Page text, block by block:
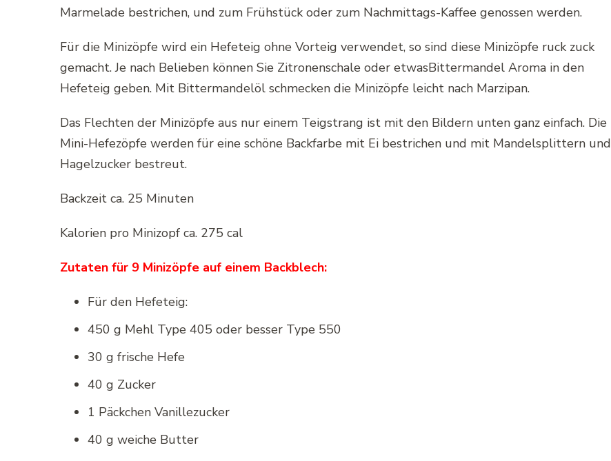
Marmelade bestrichen, und zum Frühstück oder zum Nachmittags-Kaffee genossen werden.
Für die Minizöpfe wird ein Hefeteig ohne Vorteig verwendet, so sind diese Minizöpfe ruck zuck
gemacht. Je nach Belieben können Sie Zitronenschale oder etwasBittermandel Aroma in den
Hefeteig geben. Mit Bittermandelöl schmecken die Minizöpfe leicht nach Marzipan.
Das Flechten der Minizöpfe aus nur einem Teigstrang ist mit den Bildern unten ganz einfach. Die
Mini-Hefezöpfe werden für eine schöne Backfarbe mit Ei bestrichen und mit Mandelsplittern und
Hagelzucker bestreut.
Backzeit ca. 25 Minuten
Kalorien pro Minizopf ca. 275 cal
Zutaten für 9 Minizöpfe auf einem Backblech:
Für den Hefeteig:
450 g Mehl Type 405 oder besser Type 550
30 g frische Hefe
40 g Zucker
1 Päckchen Vanillezucker
40 g weiche Butter